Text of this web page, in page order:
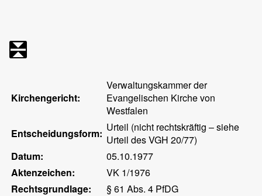
Kirchengericht:
Verwaltungskammer der
Evangelischen Kirche von
Westfalen
Entscheidungsform: Urteil (nicht rechtskräftig – siehe
Urteil des VGH 20/77)
Datum:
05.10.1977
Aktenzeichen:
VK 1/1976
Rechtsgrundlage:
§ 61 Abs. 4 PfDG